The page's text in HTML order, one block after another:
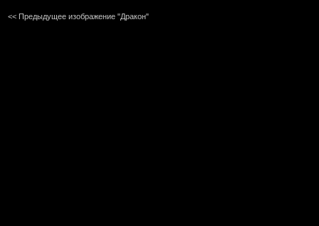
<< Предыдущее изображение "Дракон"